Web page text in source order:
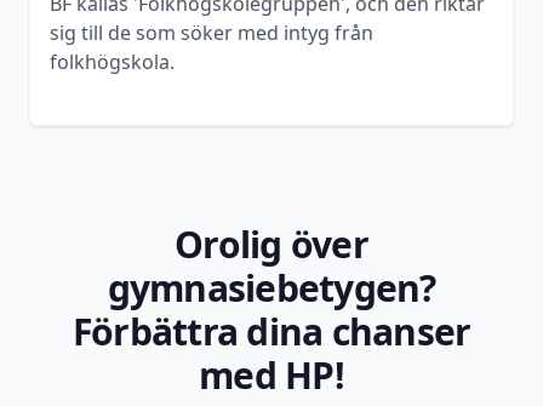
sig till de som söker med intyg från
folkhögskola.
Orolig över
gymnasiebetygen?
Förbättra dina chanser
med HP!